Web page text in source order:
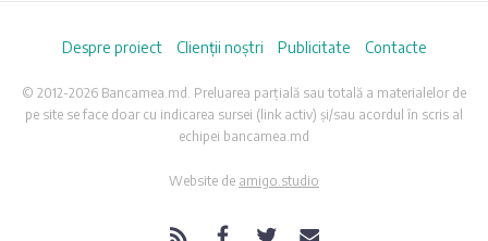
Despre proiect Clienții noștri Publicitate Contacte
© 2012-2026 Bancamea.md. Preluarea parțială sau totală a materialelor de
pe site se face doar cu indicarea sursei (link activ) și/sau acordul în scris al
echipei bancamea.md
Website de amigo.studio